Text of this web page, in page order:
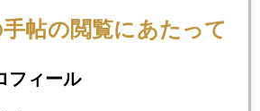
前４時１５分（ＦＯＭＣ発表時間）
帖の閲覧にあたって
フィール